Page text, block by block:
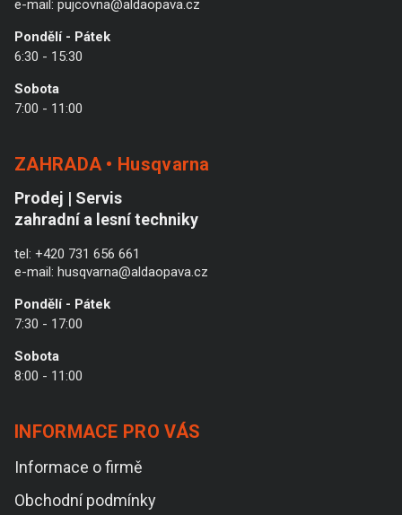
e-mail: pujcovna@aldaopava.cz
Pondělí - Pátek
6:30 - 15:30
Sobota
7:00 - 11:00
ZAHRADA • Husqvarna
Prodej | Servis
zahradní a lesní techniky
tel: +420 731 656 661
e-mail: husqvarna@aldaopava.cz
Pondělí - Pátek
7:30 - 17:00
Sobota
8:00 - 11:00
INFORMACE PRO VÁS
Informace o firmě
Obchodní podmínky